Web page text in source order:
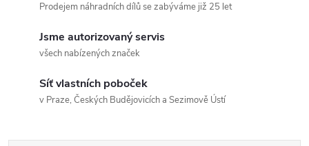
Prodejem náhradních dílů se zabýváme již 25 let
Jsme autorizovaný servis
všech nabízených značek
Síť vlastních poboček
v Praze, Českých Budějovicích a Sezimově Ústí